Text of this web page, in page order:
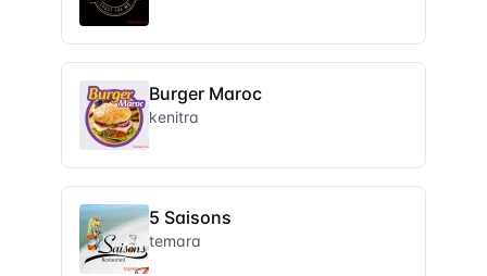
Burger Maroc
kenitra
5 Saisons
temara